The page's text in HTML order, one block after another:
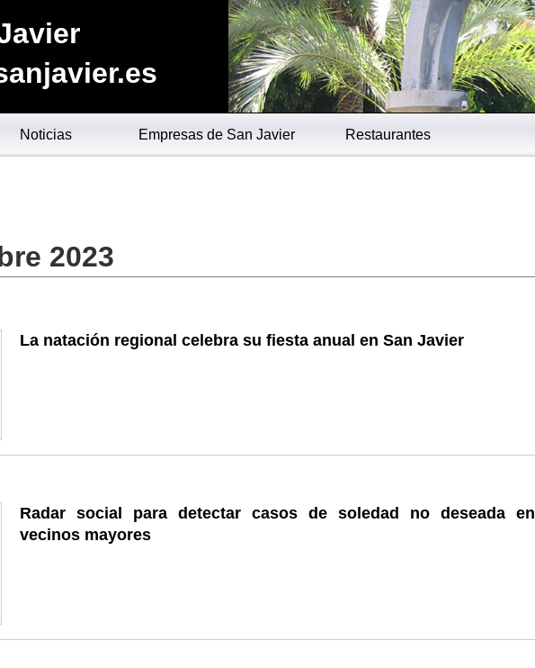
Noticias Empresas de San Javier Restaurantes
2023
La natación regional celebra su fiesta anual en San Javier
Radar social para detectar casos de soledad no deseada en
vecinos mayores